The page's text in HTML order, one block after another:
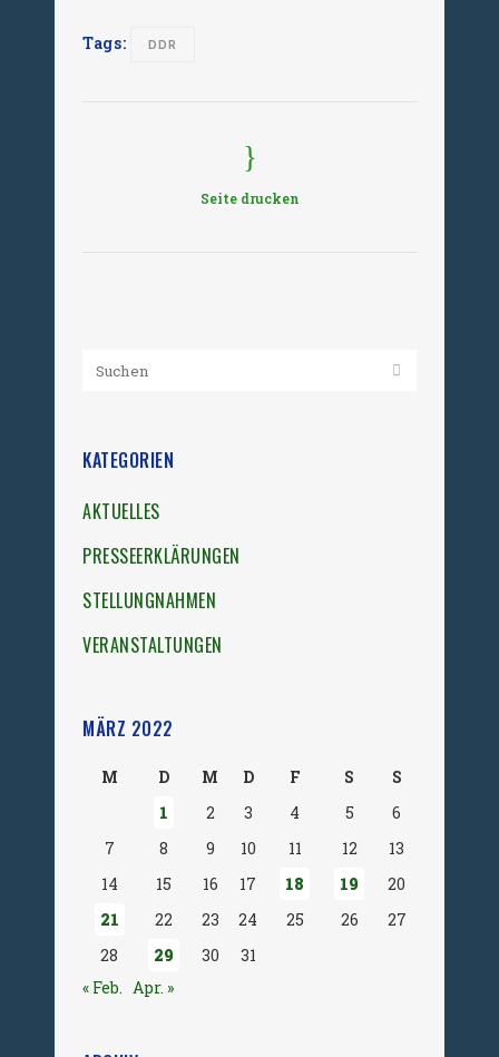
Tags: DDR
Seite drucken
KATEGORIEN
AKTUELLES
PRESSEERKLÄRUNGEN
STELLUNGNAHMEN
VERANSTALTUNGEN
MÄRZ 2022
M D M D F S
S
1
2 3 4 5
6
7
8 9 10 11 12
13
14
15 16 17 18 19
20
21
22 23 24 25 26
27
28
29 30
31
« Feb. Apr. »